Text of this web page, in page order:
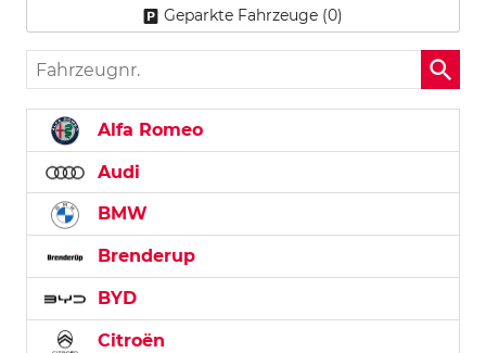
Geparkte Fahrzeuge (0)
Fahrzeugnr.
Alfa Romeo
Audi
BMW
Brenderup
BYD
Citroën